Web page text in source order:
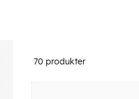
70 produkter